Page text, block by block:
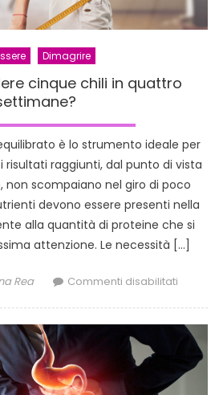
Dimagrire
cinque chili in quattro
è lo strumento ideale per
raggiunti, dal punto di vista
non scompaiano nel giro di poco
devono essere presenti nella
alla quantità di proteine che si
attenzione. Le necessità […]
Rea Commenti disabilitati
cinque
chili